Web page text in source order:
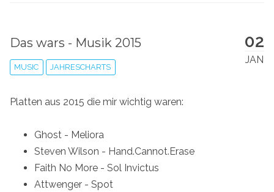
02
JAN
Das wars - Musik 2015
MUSIC JAHRESCHARTS
Platten aus 2015 die mir wichtig waren:
Ghost - Meliora
Steven Wilson - Hand.Cannot.Erase
Faith No More - Sol Invictus
Attwenger - Spot